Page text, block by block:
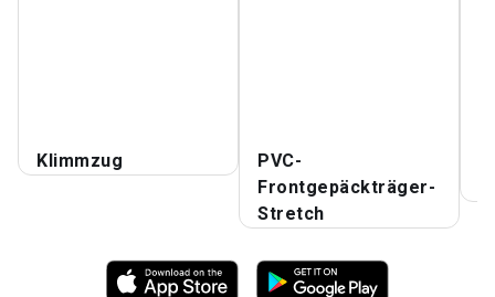
Klimmzug
PVC-
Frontgepäckträger-
Stretch